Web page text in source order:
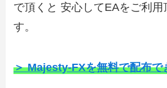
で頂くと 安心してEAをご利用
す。
＞ Majesty-FXを無料で配布で